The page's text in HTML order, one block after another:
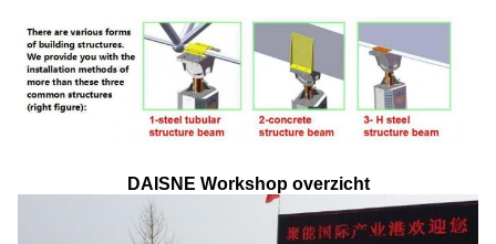
DAISNE Workshop overzicht